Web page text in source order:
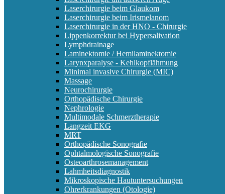
Laserchirurgie beim Glaukom
Laserchirurgie beim Irismelanom
Laserchirurgie in der HNO - Chirurgie
Lippenkorrektur bei Hypersalivation
Lymphdrainage
Laminektomie / Hemilaminektomie
Larynxparalyse - Kehlkopflähmung
Minimal invasive Chirurgie (MIC)
Massage
Neurochirurgie
Orthopädische Chirurgie
Nephrologie
Multimodale Schmerztherapie
Langzeit EKG
MRT
Orthopädische Sonografie
Ophtalmologische Sonografie
Osteoarthrosemanagement
Lahmheitsdiagnostik
Mikroskopische Hautuntersuchungen
Ohrerkrankungen (Otologie)